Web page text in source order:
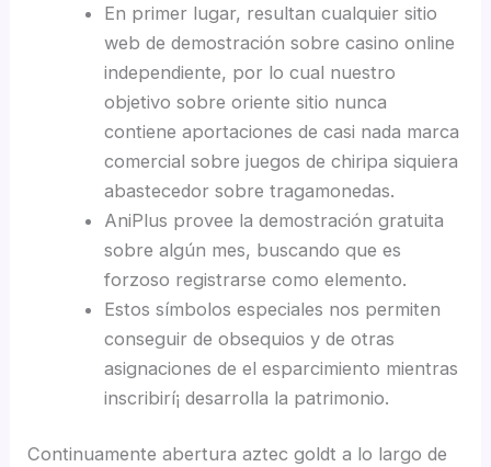
En primer lugar, resultan cualquier sitio
web de demostración sobre casino online
independiente, por lo cual nuestro
objetivo sobre oriente sitio nunca
contiene aportaciones de casi nada marca
comercial sobre juegos de chiripa siquiera
abastecedor sobre tragamonedas.
AniPlus provee la demostración gratuita
sobre algún mes, buscando que es
forzoso registrarse como elemento.
Estos símbolos especiales nos permiten
conseguir de obsequios y de otras
asignaciones de el esparcimiento mientras
inscribirí¡ desarrolla la patrimonio.
Continuamente abertura aztec goldt a lo largo de